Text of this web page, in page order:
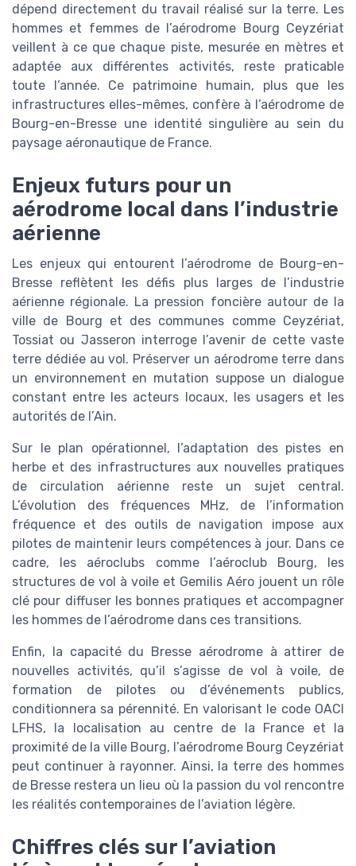
dépend directement du travail réalisé sur la terre. Les
hommes et femmes de l’aérodrome Bourg Ceyzériat
veillent à ce que chaque piste, mesurée en mètres et
adaptée aux différentes activités, reste praticable
toute l’année. Ce patrimoine humain, plus que les
infrastructures elles-mêmes, confère à l’aérodrome de
Bourg-en-Bresse une identité singulière au sein du
paysage aéronautique de France.
Enjeux futurs pour un
aérodrome local dans l’industrie
aérienne
Les enjeux qui entourent l’aérodrome de Bourg-en-
Bresse reflètent les défis plus larges de l’industrie
aérienne régionale. La pression foncière autour de la
ville de Bourg et des communes comme Ceyzériat,
Tossiat ou Jasseron interroge l’avenir de cette vaste
terre dédiée au vol. Préserver un aérodrome terre dans
un environnement en mutation suppose un dialogue
constant entre les acteurs locaux, les usagers et les
autorités de l’Ain.
Sur le plan opérationnel, l’adaptation des pistes en
herbe et des infrastructures aux nouvelles pratiques
de circulation aérienne reste un sujet central.
L’évolution des fréquences MHz, de l’information
fréquence et des outils de navigation impose aux
pilotes de maintenir leurs compétences à jour. Dans ce
cadre, les aéroclubs comme l’aéroclub Bourg, les
structures de vol à voile et Gemilis Aéro jouent un rôle
clé pour diffuser les bonnes pratiques et accompagner
les hommes de l’aérodrome dans ces transitions.
Enfin, la capacité du Bresse aérodrome à attirer de
nouvelles activités, qu’il s’agisse de vol à voile, de
formation de pilotes ou d’événements publics,
conditionnera sa pérennité. En valorisant le code OACI
LFHS, la localisation au centre de la France et la
proximité de la ville Bourg, l’aérodrome Bourg Ceyzériat
peut continuer à rayonner. Ainsi, la terre des hommes
de Bresse restera un lieu où la passion du vol rencontre
les réalités contemporaines de l’aviation légère.
Chiffres clés sur l’aviation